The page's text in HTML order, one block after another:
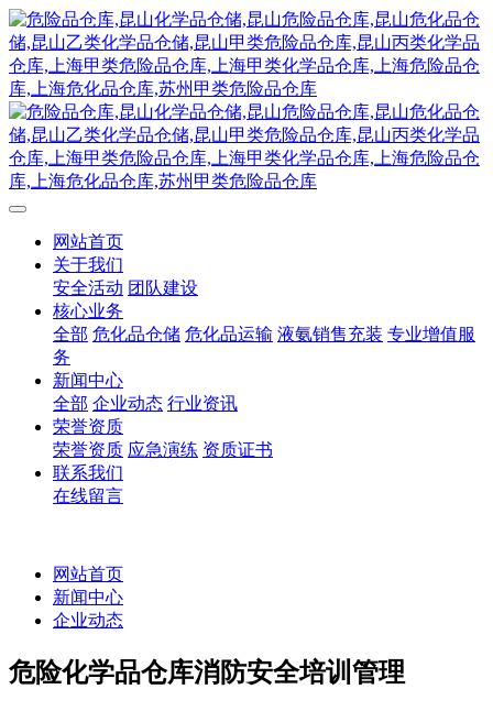
网站首页
关于我们
安全活动 团队建设
核心业务
全部 危化品仓储 危化品运输 液氨销售充装 专业增值服
务
新闻中心
全部 企业动态 行业资讯
荣誉资质
荣誉资质 应急演练 资质证书
联系我们
在线留言
网站首页
新闻中心
企业动态
危险化学品仓库消防安全培训管理